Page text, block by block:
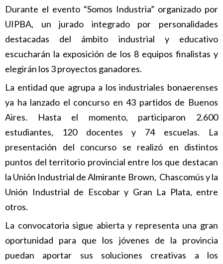
Durante el evento “Somos Industria” organizado por
UIPBA, un jurado integrado por personalidades
destacadas del ámbito industrial y educativo
escucharán la exposición de los 8 equipos finalistas y
elegirán los 3 proyectos ganadores.
La entidad que agrupa a los industriales bonaerenses
ya ha lanzado el concurso en 43 partidos de Buenos
Aires. Hasta el momento, participaron 2.600
estudiantes, 120 docentes y 74 escuelas. La
presentación del concurso se realizó en distintos
puntos del territorio provincial entre los que destacan
la Unión Industrial de Almirante Brown, Chascomús y la
Unión Industrial de Escobar y Gran La Plata, entre
otros.
La convocatoria sigue abierta y representa una gran
oportunidad para que los jóvenes de la provincia
puedan aportar sus soluciones creativas a los